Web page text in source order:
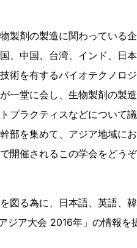
剤の製造に関わっている
、中国、台湾、インド、日
術を有するバイオテクノロ
一堂に会し、生物製剤の製
プラクティスなどについて議
部を集めて、アジア地域に
開催されるこの学会をどう
図る為に、日本語、英語、
ア大会 2016年」の情報を